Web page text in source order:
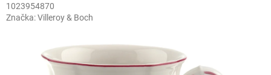
1023954870
Značka:Villeroy & Boch